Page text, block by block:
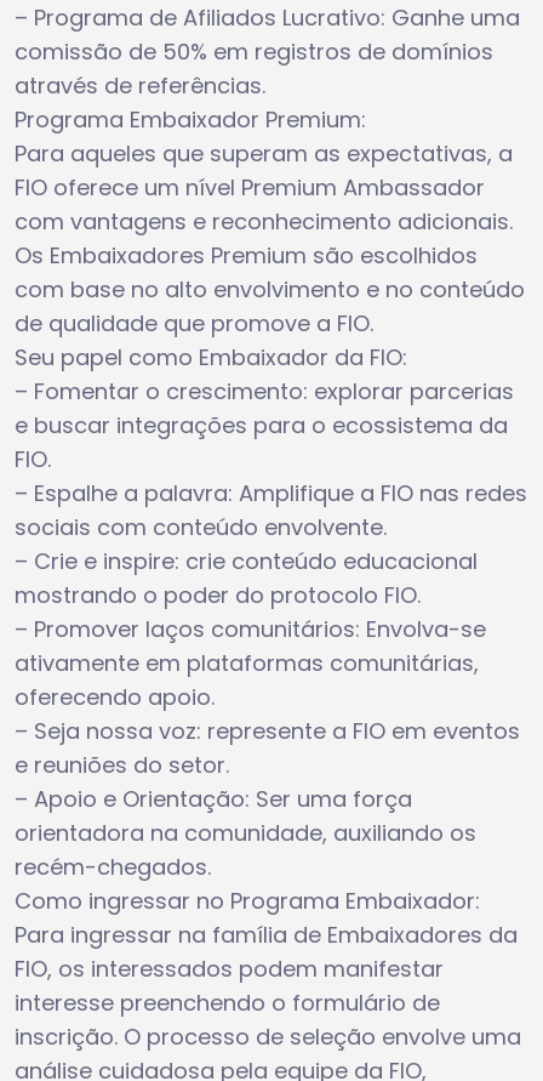
– Programa de Afiliados Lucrativo: Ganhe uma
comissão de 50% em registros de domínios
através de referências.
Programa Embaixador Premium:
Para aqueles que superam as expectativas, a
FIO oferece um nível Premium Ambassador
com vantagens e reconhecimento adicionais.
Os Embaixadores Premium são escolhidos
com base no alto envolvimento e no conteúdo
de qualidade que promove a FIO.
Seu papel como Embaixador da FIO:
– Fomentar o crescimento: explorar parcerias
e buscar integrações para o ecossistema da
FIO.
– Espalhe a palavra: Amplifique a FIO nas redes
sociais com conteúdo envolvente.
– Crie e inspire: crie conteúdo educacional
mostrando o poder do protocolo FIO.
– Promover laços comunitários: Envolva-se
ativamente em plataformas comunitárias,
oferecendo apoio.
– Seja nossa voz: represente a FIO em eventos
e reuniões do setor.
– Apoio e Orientação: Ser uma força
orientadora na comunidade, auxiliando os
recém-chegados.
Como ingressar no Programa Embaixador:
Para ingressar na família de Embaixadores da
FIO, os interessados ​​​​podem manifestar
interesse preenchendo o formulário de
inscrição. O processo de seleção envolve uma
análise cuidadosa pela equipe da FIO,